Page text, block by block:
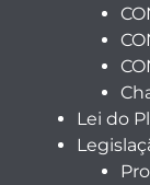
Lei do